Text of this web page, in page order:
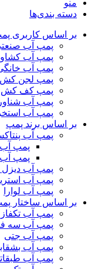
منو
دسته بندی‌ها
بر اساس کاربری
پمپ آب
پمپ آب
پمپ آب
پمپ لجن کش
پمپ کف کش
پمپ آب شناور
پمپ آب
بر اساس برند پمپ
پمپ آب
پمپ آب
پمپ آب
پمپ آب دیزل
پمپ آب
پمپ آب لوارا
بر اساس ساختار
پمپ آب تکفاز
پمپ آب سه
پمپ آب جتی
پمپ آب
پمپ آب